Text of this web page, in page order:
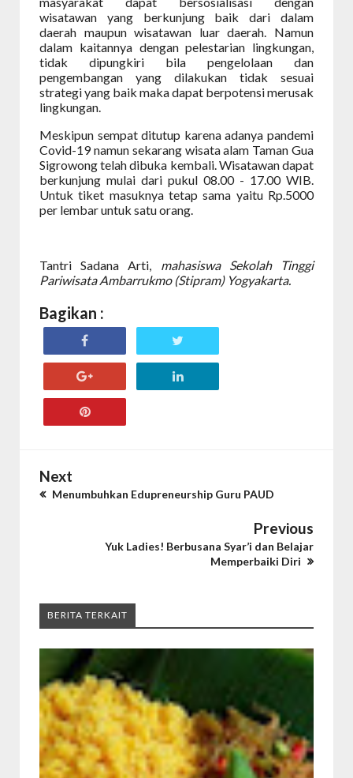
wisatawan yang berkunjung baik dari dalam
daerah maupun wisatawan luar daerah. Namun
dalam kaitannya dengan pelestarian lingkungan,
tidak dipungkiri bila pengelolaan dan
pengembangan yang dilakukan tidak sesuai
strategi yang baik maka dapat berpotensi merusak
lingkungan.
Meskipun sempat ditutup karena adanya pandemi
Covid-19 namun sekarang wisata alam Taman Gua
Sigrowong telah dibuka kembali. Wisatawan dapat
berkunjung mulai dari pukul 08.00 - 17.00 WIB.
Untuk tiket masuknya tetap sama yaitu Rp.5000
per lembar untuk satu orang.
Tantri Sadana Arti, mahasiswa Sekolah Tinggi
Pariwisata Ambarrukmo (Stipram) Yogyakarta.
Bagikan :
Next
Menumbuhkan Edupreneurship Guru PAUD
Previous
Yuk Ladies! Berbusana Syar’i dan Belajar
Memperbaiki Diri
BERITA TERKAIT